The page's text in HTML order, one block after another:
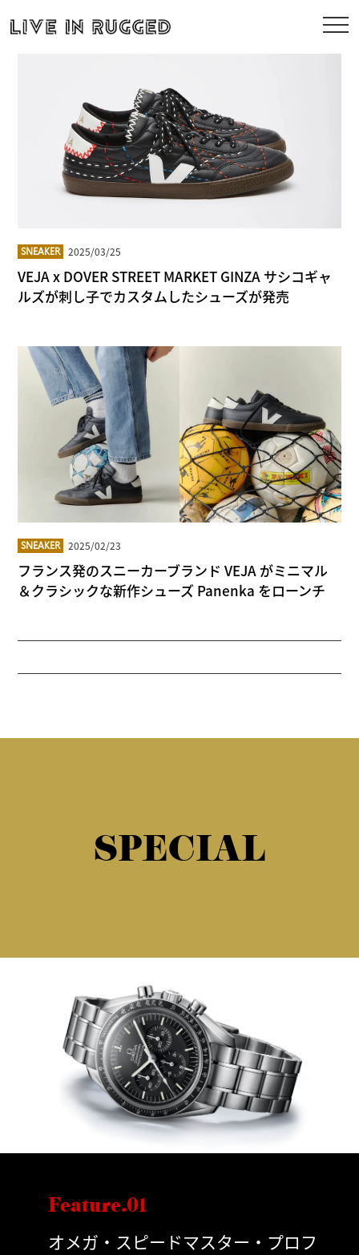
SNEAKER 2025/03/25
VEJA x DOVER STREET MARKET GINZA サシコギャ
ルズが刺し子でカスタムしたシューズが発売
SNEAKER 2025/02/23
フランス発のスニーカーブランド VEJA がミニマル
＆クラシックな新作シューズ Panenka をローンチ
SPECIAL
Feature.01
オメガ・スピードマスター・プロフ